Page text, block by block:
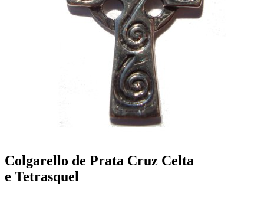
Colgarello de Prata Cruz Celta
e Tetrasquel